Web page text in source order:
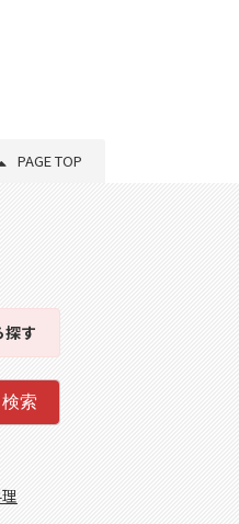
PAGE TOP
探す
検索